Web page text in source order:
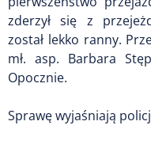
zderzył się z
został lekko ranny.
mł. asp. Barbara
Opocznie.
Sprawę wyjaśniają